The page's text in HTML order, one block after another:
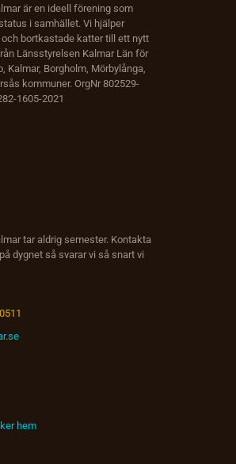
är en ideell förening som
i samhället. Vi hjälper
bortkastade katter till ett nytt
Länsstyrelsen Kalmar Län för
Kalmar, Borgholm, Mörbylånga,
kommuner. OrgNr 802529-
1605-2021
tar aldrig semester. Kontakta
dygnet så svarar vi så snart vi
hem